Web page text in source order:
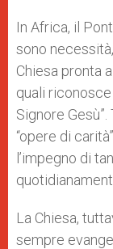
In Africa, il
sono
Chiesa pronta
quali
Signore
“opere di
l’impegno di
La Chiesa,
sempre